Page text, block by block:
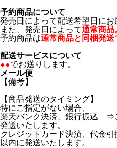
予約商品について
発売日によって配送希望日にお
また、発売日によって通常商品
予約商品は通常商品と同梱発送
配送サービスについて
●●でお送りします。
メール便
【備考】
【商品発送のタイミング】
特にご指定がない場合、
楽天バンク決済、銀行振込 ⇒
発送いたします。
クレジットカード決済、代金
以内に発送いたします。